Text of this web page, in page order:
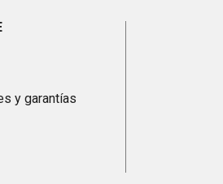
y garantías